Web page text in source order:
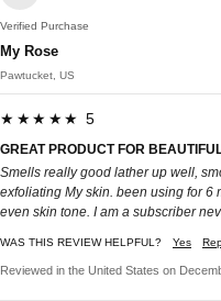
Verified Purchase
My Rose
Pawtucket, US
★★★★★ 5
GREAT PRODUCT FOR
Smells really good lather up well,
exfoliating My skin. been using for 6
even skin tone. I am a subscriber
WAS THIS REVIEW HELPFUL? Yes
Reviewed in the United States on